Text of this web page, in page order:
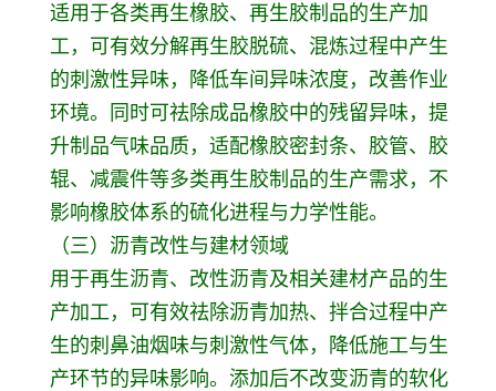
适用于各类再生橡胶、再生胶制品的生产加
工，可有效分解再生胶脱硫、混炼过程中产生
的刺激性异味，降低车间异味浓度，改善作业
环境。同时可祛除成品橡胶中的残留异味，提
升制品气味品质，适配橡胶密封条、胶管、胶
辊、减震件等多类再生胶制品的生产需求，不
影响橡胶体系的硫化进程与力学性能。
（三）沥青改性与建材领域
用于再生沥青、改性沥青及相关建材产品的生
产加工，可有效祛除沥青加热、拌合过程中产
生的刺鼻油烟味与刺激性气体，降低施工与生
产环节的异味影响。添加后不改变沥青的软化